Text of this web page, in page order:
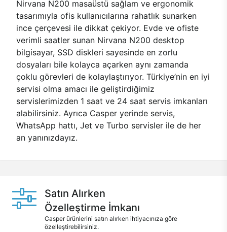
Nirvana N200 masaüstü sağlam ve ergonomik
tasarımıyla ofis kullanıcılarına rahatlık sunarken
ince çerçevesi ile dikkat çekiyor. Evde ve ofiste
verimli saatler sunan Nirvana N200 desktop
bilgisayar, SSD diskleri sayesinde en zorlu
dosyaları bile kolayca açarken aynı zamanda
çoklu görevleri de kolaylaştırıyor. Türkiye’nin en iyi
servisi olma amacı ile geliştirdiğimiz
servislerimizden 1 saat ve 24 saat servis imkanları
alabilirsiniz. Ayrıca Casper yerinde servis,
WhatsApp hattı, Jet ve Turbo servisler ile de her
an yanınızdayız.
Satın Alırken
Özelleştirme İmkanı
Casper ürünlerini satın alırken ihtiyacınıza göre
özelleştirebilirsiniz.